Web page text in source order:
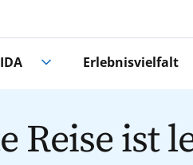
Erlebnisvielfalt
Reise ist